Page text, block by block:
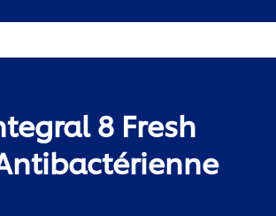
8 Fresh